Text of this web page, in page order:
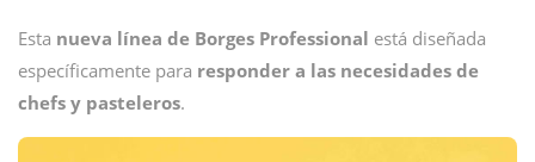
Esta nueva línea de Borges Professional está diseñada
específicamente para responder a las necesidades de
chefs y pasteleros.